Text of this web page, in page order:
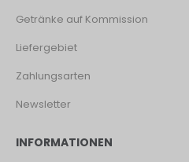
Getränke auf Kommission
Liefergebiet
Zahlungsarten
Newsletter
INFORMATIONEN